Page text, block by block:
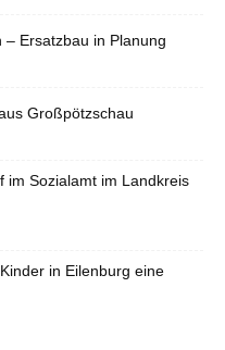
Ersatzbau in Planung
Großpötzschau
im Sozialamt im Landkreis
in Eilenburg eine